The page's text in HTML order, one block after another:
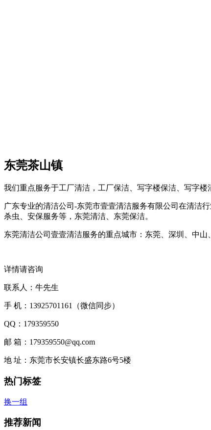
东莞茶山镇
我们重点服务于工厂清洁，工厂保洁、写字楼保洁、写字楼
广东专业的清洁公司-东莞市壹壹清洁服务有限公司在清洁
杀虫、安保服务等，东莞清洁、东莞保洁。
东莞清洁公司壹壹清洁服务的重点城市：东莞、深圳、中山
详情请咨询
联系人：牛先生
手 机：13925701161（微信同步）
QQ：179359550
邮 箱：179359550@qq.com
地 址：东莞市长安镇长盛东路6号5楼
热门标签
换一组
推荐新闻